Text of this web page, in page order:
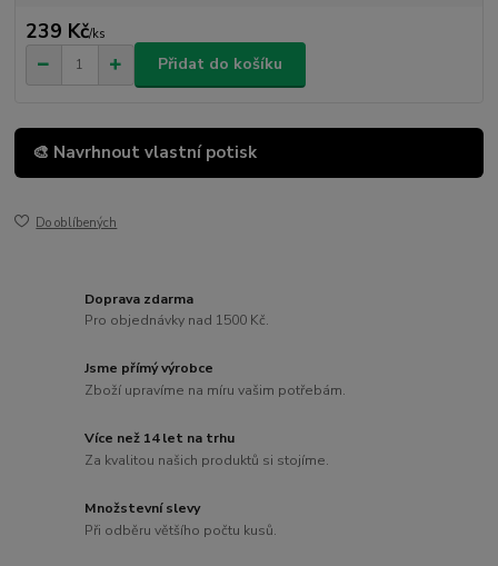
239 Kč/ks
Přidat do košíku
🎨 Navrhnout vlastní potisk
Do oblíbených
Doprava zdarma
Pro objednávky nad 1500 Kč.
Jsme přímý výrobce
Zboží upravíme na míru vašim potřebám.
Více než 14 let na trhu
Za kvalitou našich produktů si stojíme.
Množstevní slevy
Při odběru většího počtu kusů.